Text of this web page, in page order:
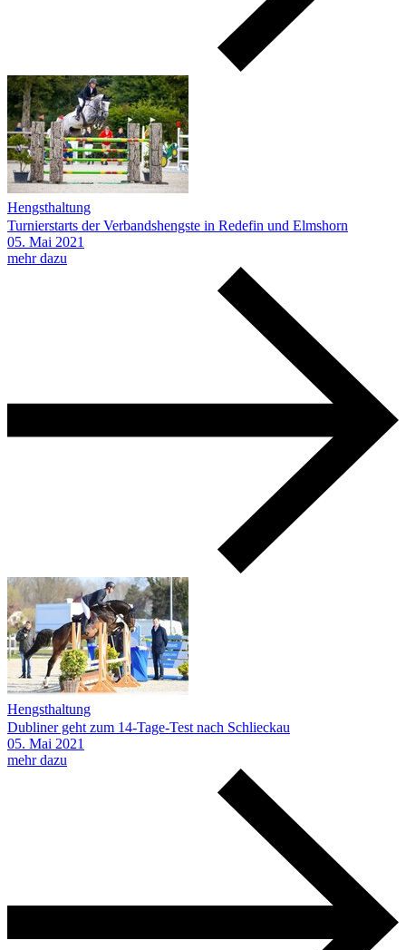
Hengsthaltung
Turnierstarts der Verbandshengste in Redefin und Elmshorn
05. Mai 2021
mehr dazu
Hengsthaltung
Dubliner geht zum 14-Tage-Test nach Schlieckau
05. Mai 2021
mehr dazu